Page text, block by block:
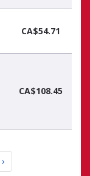
CA$54.71
CA$108.45
›